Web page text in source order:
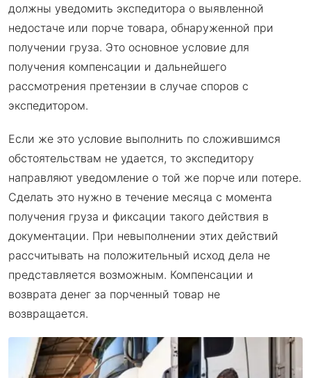
должны уведомить экспедитора о выявленной
недостаче или порче товара, обнаруженной при
получении груза. Это основное условие для
получения компенсации и дальнейшего
рассмотрения претензии в случае споров с
экспедитором.
Если же это условие выполнить по сложившимся
обстоятельствам не удается, то экспедитору
направляют уведомление о той же порче или потере.
Сделать это нужно в течение месяца с момента
получения груза и фиксации такого действия в
документации. При невыполнении этих действий
рассчитывать на положительный исход дела не
представляется возможным. Компенсации и
возврата денег за порченный товар не
возвращается.